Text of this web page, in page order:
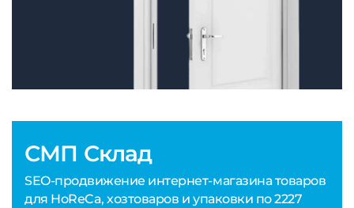
СМП Склад
SEO-продвижение интернет-магазина товаров
для HoReCa, хозтоваров и упаковки по 2227